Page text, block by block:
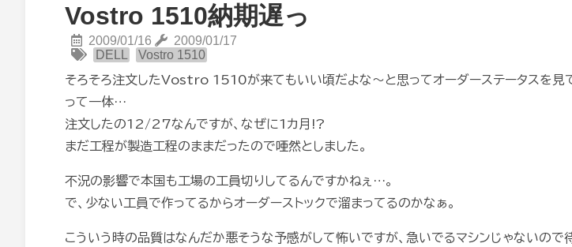
Vostro 1510納期遅っ
2009/01/16
2009/01/17
DELL
Vostro 1510
そろそろ注文したVostro 1510が来てもいい頃だよな～と思ってオーダーステータスを見
って一体…
注文したの12/27なんですが、なぜに1カ月!?
まだ工程が製造工程のままだったので唖然としました。
不況の影響で本国も工場の工員切りしてるんですかねぇ…。
で、少ない工員で作ってるからオーダーストックで溜まってるのかなぁ。
こういう時の品質はなんだか悪そうな予感がして怖いですが、急いでるマシンじゃないので